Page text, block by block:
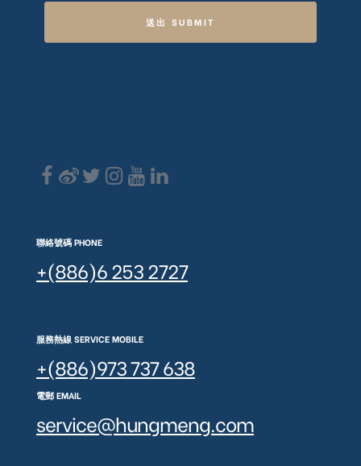
送出 SUBMIT
聯絡號碼 PHONE
+(886)6 253 2727
服務熱線 SERVICE MOBILE
+(886)973 737 638
電郵 EMAIL
service@hungmeng.com